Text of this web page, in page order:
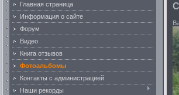
Главная страница
Информация о сайте
Форум
Видео
Книга отзывов
Фотоальбомы
Контакты с администрацией
Наши рекорды